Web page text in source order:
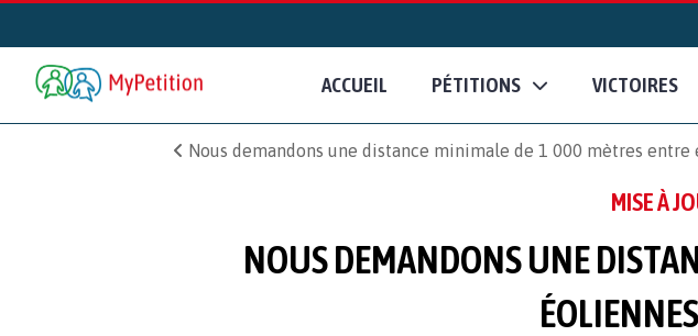
ACCUEIL PÉTITIONS VICTOIRES
Nous demandons une distance minimale de 1 000 mètres
MISE À
NOUS DEMANDONS UNE